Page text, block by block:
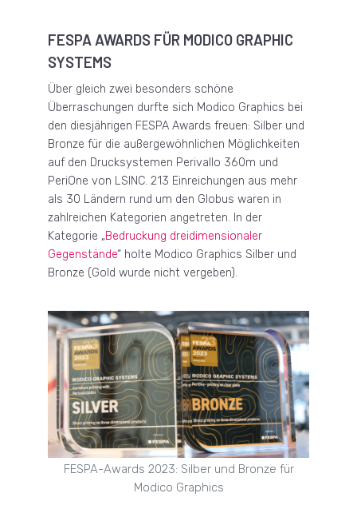
FESPA AWARDS FÜR MODICO GRAPHIC
SYSTEMS
Über gleich zwei besonders schöne
Überraschungen durfte sich Modico Graphics bei
den diesjährigen FESPA Awards freuen: Silber und
Bronze für die außergewöhnlichen Möglichkeiten
auf den Drucksystemen Perivallo 360m und
PeriOne von LSINC. 213 Einreichungen aus mehr
als 30 Ländern rund um den Globus waren in
zahlreichen Kategorien angetreten. In der
Kategorie „Bedruckung dreidimensionaler
Gegenstände“ holte Modico Graphics Silber und
Bronze (Gold wurde nicht vergeben).
FESPA-Awards 2023: Silber und Bronze für
Modico Graphics